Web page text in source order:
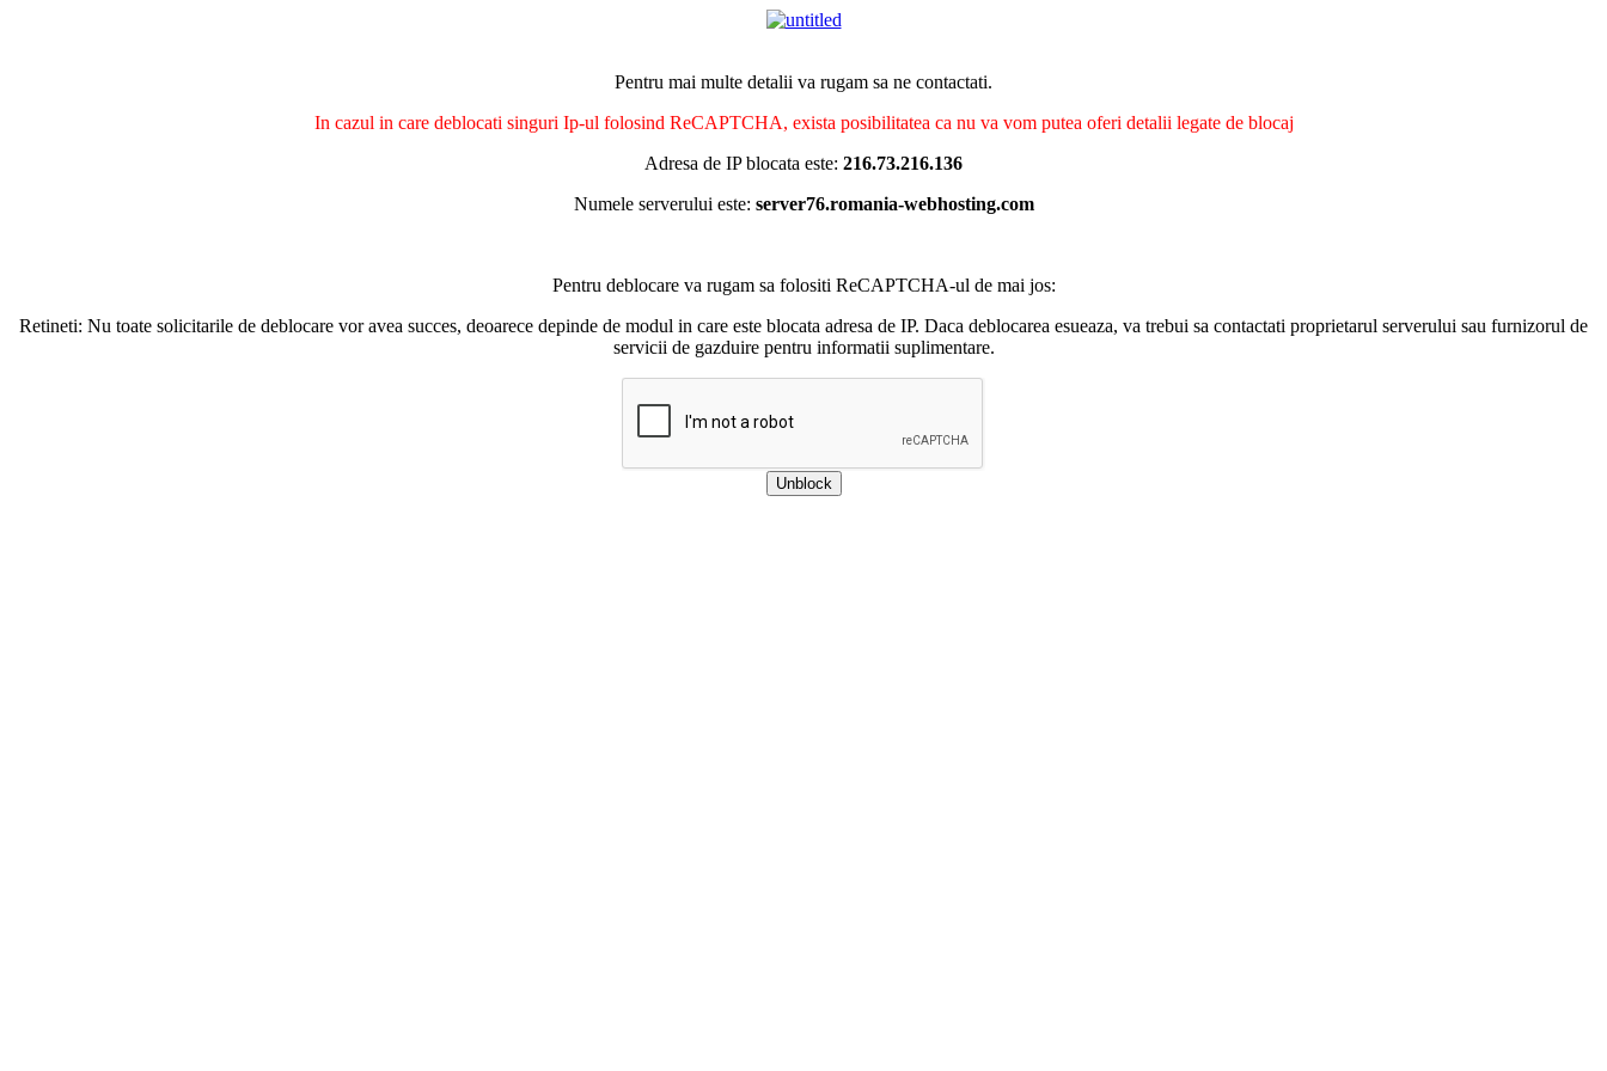
Pentru mai multe detalii va rugam sa ne contactati.
In cazul in care deblocati singuri Ip-ul folosind ReCAPTCHA, exista posibilitatea ca nu va vom putea oferi detalii legate de blocaj
Adresa de IP blocata este: 216.73.216.136
Numele serverului este: server76.romania-webhosting.com
Pentru deblocare va rugam sa folositi ReCAPTCHA-ul de mai jos:
Retineti: Nu toate solicitarile de deblocare vor avea succes, deoarece depinde de modul in care este blocata adresa de IP. Daca deblocarea esueaza, va trebui sa contactati proprietarul serverului sau furnizorul de
servicii de gazduire pentru informatii suplimentare.